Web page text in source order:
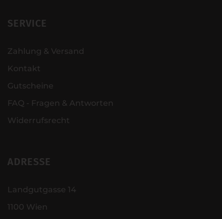
SERVICE
Zahlung & Versand
Kontakt
Gutscheine
FAQ - Fragen & Antworten
Widerrufsrecht
ADRESSE
Landgutgasse 14
1100 Wien